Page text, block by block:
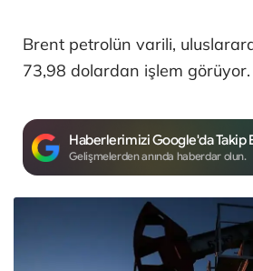
Brent petrolün varili,
73,98 dolardan işlem görüyor.
Haberlerimizi Google'da Takip
Gelişmelerden anında haberdar olun.